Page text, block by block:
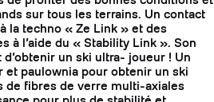
sur tous les terrains. Un contact
la techno « Ze Link » et des
à l’aide du « Stability Link ». Son
un ski ultra- joueur ! Un
et paulownia pour obtenir un ski
de fibres de verre multi-axiales